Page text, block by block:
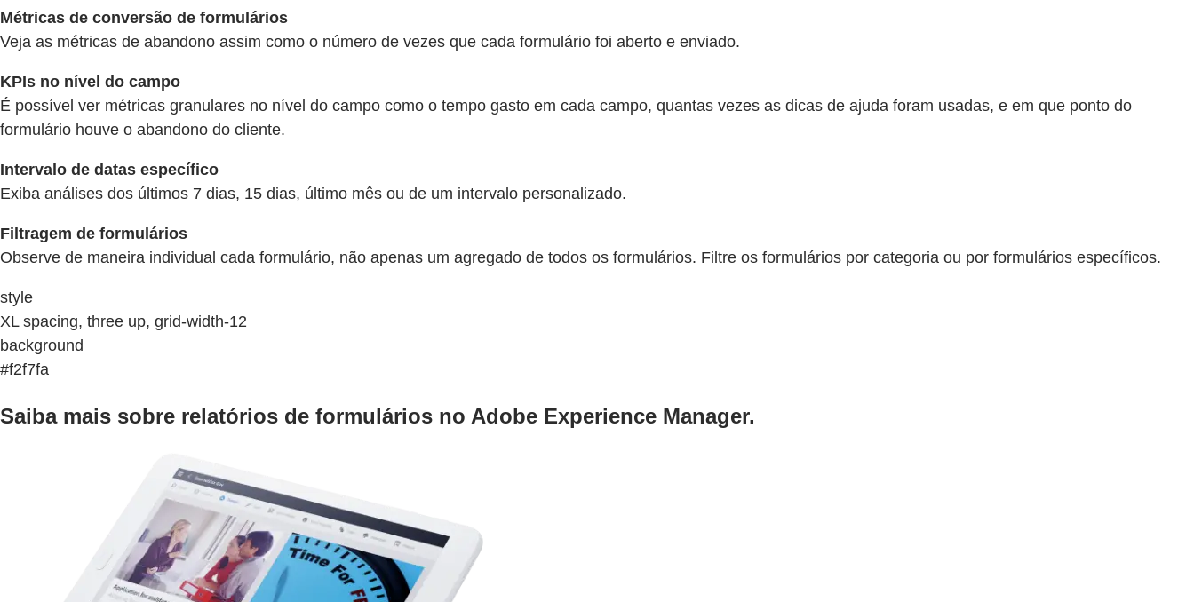
Métricas de conversão de formulários
Veja as métricas de abandono assim como o número de vezes que cada formulário foi aberto e enviado.
KPIs no nível do campo
É possível ver métricas granulares no nível do campo como o tempo gasto em cada campo, quantas vezes as dicas de ajuda foram usadas, e em que ponto do
formulário houve o abandono do cliente.
Intervalo de datas específico
Exiba análises dos últimos 7 dias, 15 dias, último mês ou de um intervalo personalizado.
Filtragem de formulários
Observe de maneira individual cada formulário, não apenas um agregado de todos os formulários. Filtre os formulários por categoria ou por formulários específicos.
style
XL spacing, three up, grid-width-12
background
#f2f7fa
Saiba mais sobre relatórios de formulários no Adobe Experience Manager.